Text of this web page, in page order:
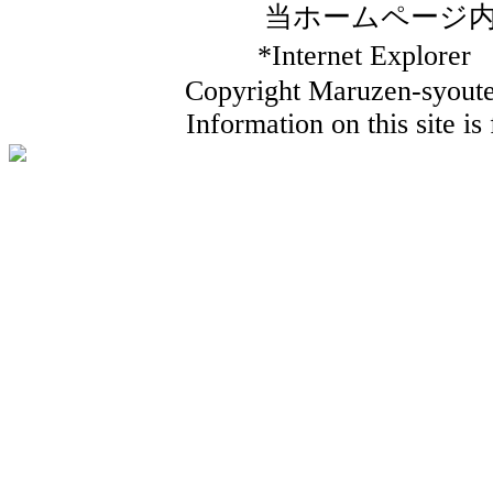
当ホームページ
*Internet
Copyright Maruzen-
Information on this site is